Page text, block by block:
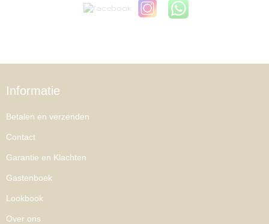
Informatie
Betalen en verzenden
Contact
Garantie en Klachten
Gastenboek
Lookbook
Over ons